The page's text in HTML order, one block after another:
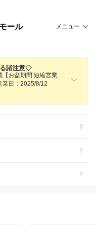
ール メニュー
諸注意◇
【お盆期間 短縮営業
業日：2025/8/12